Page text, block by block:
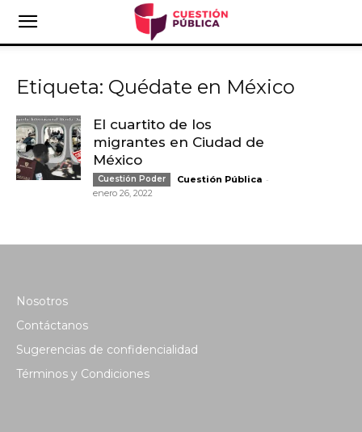
Etiqueta: Quédate en México
El cuartito de los
migrantes en Ciudad de
México
Cuestión Poder Cuestión Pública -
enero 26, 2022
Nosotros
Contáctanos
Sugerencias de confidencialidad
Términos y Condiciones